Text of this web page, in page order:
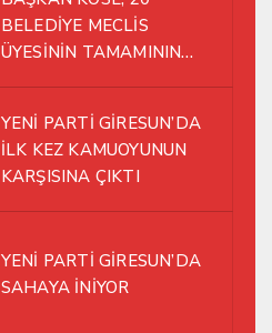
BELEDİYE MECLİS
ÜYESİNİN TAMAMININ
YÜRÜMEYE KARAR VERDİK
YENİ PARTİ GİRESUN’DA
İLK KEZ KAMUOYUNUN
KARŞISINA ÇIKTI
YENİ PARTİ GİRESUN’DA
SAHAYA İNİYOR